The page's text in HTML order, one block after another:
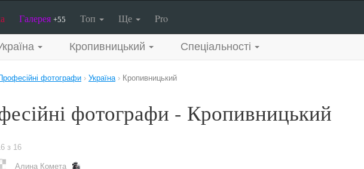
Галерея +55 Топ Ще Pro
Кропивницький Спеціальності
фотографи › Україна› Кропивницький
фотографи - Кропивницький
з 16
Алина Комета